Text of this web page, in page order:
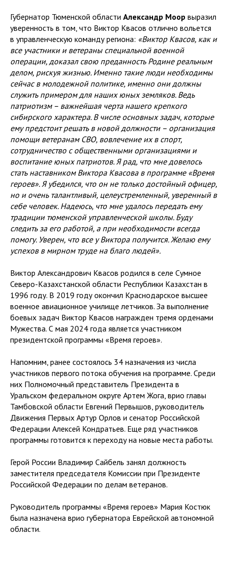
Губернатор Тюменской области Александр Моор выразил
уверенность в том, что Виктор Квасов отлично вольется
в управленческую команду региона: «Виктор Квасов, как и
все участники и ветераны специальной военной
операции, доказал свою преданность Родине реальным
делом, рискуя жизнью. Именно такие люди необходимы
сейчас в молодежной политике, именно они должны
служить примером для наших юных земляков. Ведь
патриотизм – важнейшая черта нашего крепкого
сибирского характера. В числе основных задач, которые
ему предстоит решать в новой должности – организация
помощи ветеранам СВО, вовлечение их в спорт,
сотрудничество с общественными организациями и
воспитание юных патриотов. Я рад, что мне довелось
стать наставником Виктора Квасова в программе «Время
героев». Я убедился, что он не только достойный офицер,
но и очень талантливый, целеустремленный, уверенный в
себе человек. Надеюсь, что мне удалось передать ему
традиции тюменской управленческой школы. Буду
следить за его работой, а при необходимости всегда
помогу. Уверен, что все у Виктора получится. Желаю ему
успехов в мирном труде на благо людей».
Виктор Александрович Квасов родился в селе Сумное
Северо-Казахстанской области Республики Казахстан в
1996 году. В 2019 году окончил Краснодарское высшее
военное авиационное училище летчиков. За выполнение
боевых задач Виктор Квасов награжден тремя орденами
Мужества. С мая 2024 года является участником
президентской программы «Время героев».
Напомним, ранее состоялось 34 назначения из числа
участников первого потока обучения на программе. Среди
них Полномочный представитель Президента в
Уральском федеральном округе Артем Жога, врио главы
Тамбовской области Евгений Первышов, руководитель
Движения Первых Артур Орлов и сенатор Российской
Федерации Алексей Кондратьев. Еще ряд участников
программы готовится к переходу на новые места работы.
Герой России Владимир Сайбель занял должность
заместителя председателя Комиссии при Президенте
Российской Федерации по делам ветеранов.
Руководитель программы «Время героев» Мария Костюк
была назначена врио губернатора Еврейской автономной
области.